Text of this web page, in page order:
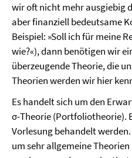
wir oft nicht mehr ausgiebig
aber finanziell bedeutsame
Beispiel: »Soll ich für meine
wie?«), dann benötigen wir
überzeugende Theorie, die
Theorien werden wir hier
Es handelt sich um den
σ-Theorie (Portfoliotheorie).
Vorlesung behandelt
um sehr allgemeine